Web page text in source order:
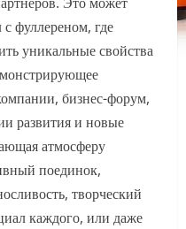
фуллереном, где
уникальные свойства
бизнес-форум,
развития и новые
атмосферу
поединок,
творческий
каждого, или даже